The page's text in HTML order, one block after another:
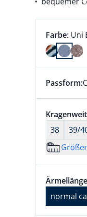
Farbe: Uni
Farbe Uni
Dieser
Passform:
38
39/
normal